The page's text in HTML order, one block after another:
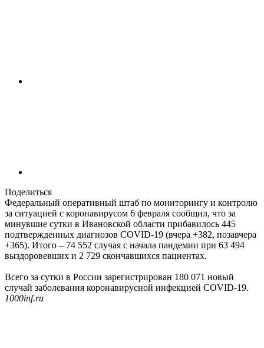
Поделиться
Федеральный оперативный штаб по мониторингу и контролю
за ситуацией с коронавирусом 6 февраля сообщил, что за
минувшие сутки в Ивановской области прибавилось 445
подтвержденных диагнозов COVID-19 (вчера +382, позавчера
+365). Итого – 74 552 случая с начала пандемии при 63 494
выздоровевших и 2 729 скончавшихся пациентах.
Всего за сутки в России зарегистрирован 180 071 новый
случай заболевания коронавирусной инфекцией COVID-19.
1000inf.ru